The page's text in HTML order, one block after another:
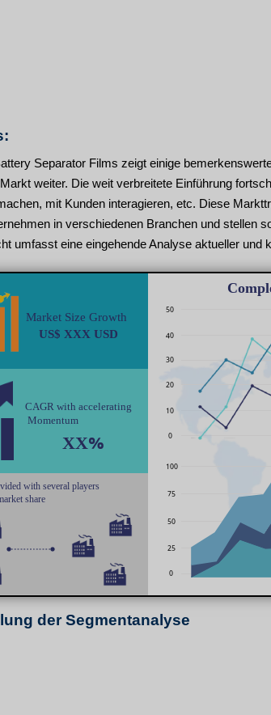
Separator Films zeigt einige
weiter. Die weit verbreitete Einführung
mit Kunden interagieren, etc. Diese
in verschiedenen Branchen und stellen
umfasst eine eingehende Analyse aktueller und
der Segmentanalyse